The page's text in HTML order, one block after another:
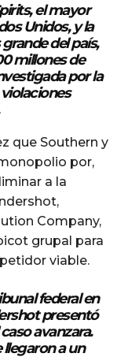
el mayor
Unidos, y la
del país,
millones de
por la
que Southern y
por,
a la
Company,
grupal para
viable.
federal en
presentó
avanzara.
a un